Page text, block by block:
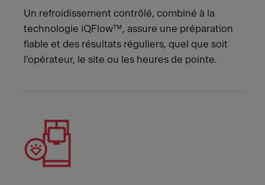
Un refroidissement contrôlé, combiné à la
technologie iQFlow™, assure une préparation
fiable et des résultats réguliers, quel que soit
l’opérateur, le site ou les heures de pointe.